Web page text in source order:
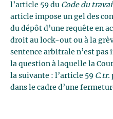
l’article 59 du Code du
article impose un gel des
du dépôt d’une requête en
droit au lock-out ou à la
sentence arbitrale n’est
la question à laquelle la
la suivante : l’article 59 C.tr.
dans le cadre d’une